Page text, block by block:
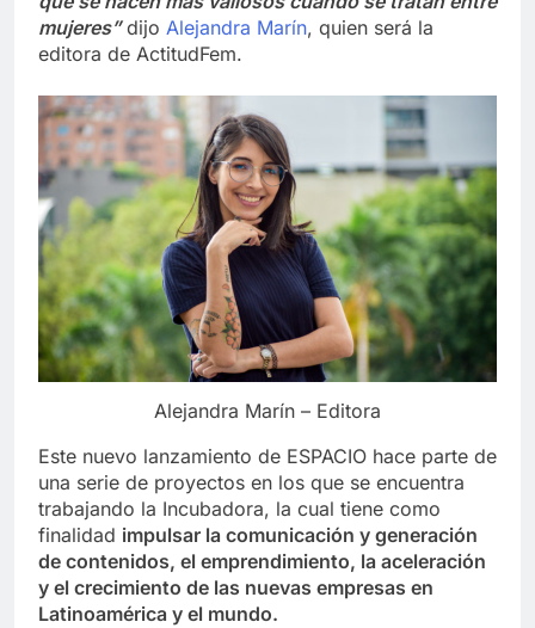
mujeres”dijo Alejandra Marín, quien será la
editora de ActitudFem.
Alejandra Marín – Editora
Este nuevo lanzamiento de ESPACIO hace parte de
una serie de proyectos en los que se encuentra
trabajando la Incubadora, la cual tiene como
finalidad impulsar la comunicación y generación
de contenidos, el emprendimiento, la aceleración
y el crecimiento de las nuevas empresas en
Latinoamérica y el mundo.